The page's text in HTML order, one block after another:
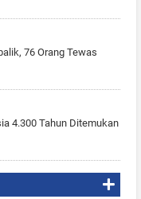
76 Orang Tewas
4.300 Tahun Ditemukan